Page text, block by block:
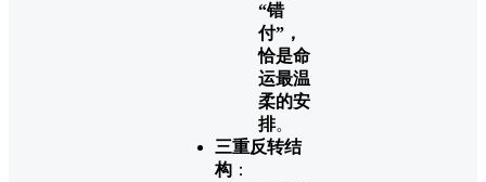
“错
付”，
恰是命
运最温
柔的安
排。
三重反转结
构 ：